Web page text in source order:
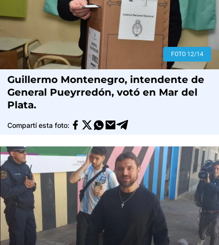
FOTO 12/14
Guillermo Montenegro, intendente de
General Pueyrredón, votó en Mar del
Plata.
Compartí esta foto: